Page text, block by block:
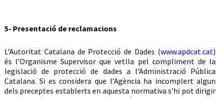
5- Presentació de reclamacions
L’Autoritat Catalana de Protecció de Dades (www.apdcat.cat)
és l’Organisme Supervisor que vetlla pel compliment de la
legislació de protecció de dades a l’Administració Pública
Catalana. Si es considera que l’Agència ha incomplert algun
dels preceptes establerts en aquesta normativa s’hi pot dirigir